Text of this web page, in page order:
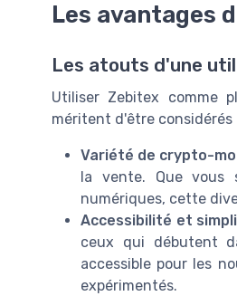
Les avantages
Les atouts d'une
Utiliser Zebitex comme
méritent d'être considérés
Variété de crypto-
la vente. Que vous
numériques, cette
Accessibilité et
ceux qui débutent
accessible pour les
expérimentés.